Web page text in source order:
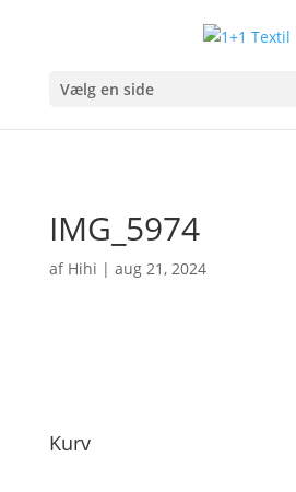
Vælg en side
IMG_5974
af Hihi | aug 21, 2024
Kurv